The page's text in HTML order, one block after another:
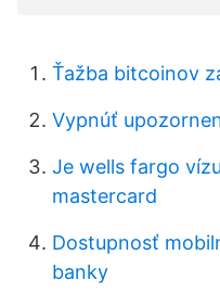
Ťažba bitcoinov
Vypnúť
Je wells fargo
mastercard
Dostupnosť
banky